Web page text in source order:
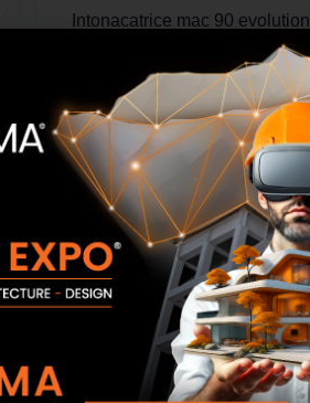
Intonacatrice mac 90 evolution
230V Tecno Edil Sistem
SCOPRI